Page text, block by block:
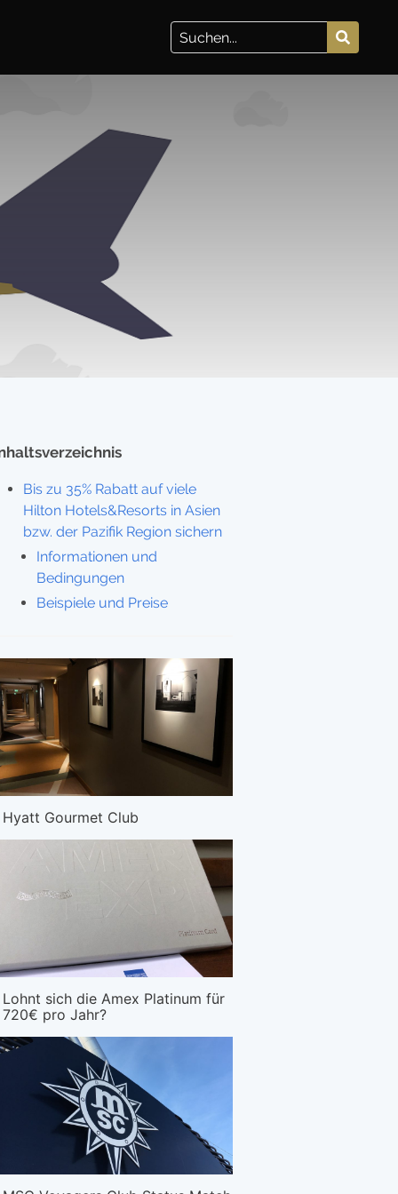
Bis zu 35% Rabatt auf viele
Hilton Hotels&Resorts in Asien
bzw. der Pazifik Region sichern
Informationen und
Bedingungen
Beispiele und Preise
Hyatt Gourmet Club
Lohnt sich die Amex Platinum für
720€ pro Jahr?